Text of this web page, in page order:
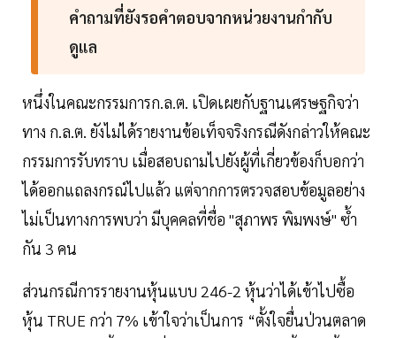
คำถามที่ยังรอคำตอบจากหน่วยงานกำกับ
ดูแล
หนึ่งในคณะกรรมการก.ล.ต. เปิดเผยกับฐานเศรษฐกิจว่า
ทาง ก.ล.ต. ยังไม่ได้รายงานข้อเท็จจริงกรณีดังกล่าวให้คณะ
กรรมการรับทราบ เมื่อสอบถามไปยังผู้ที่เกี่ยวข้องก็บอกว่า
ได้ออกแถลงกรณ์ไปแล้ว แต่จากการตรวจสอบข้อมูลอย่าง
ไม่เป็นทางการพบว่า มีบุคคลที่ชื่อ "สุภาพร พิมพงษ์" ซ้ำ
กัน 3 คน
ส่วนกรณีการรายงานหุ้นแบบ 246-2 หุ้นว่าได้เข้าไปซื้อ
หุ้น TRUE กว่า 7% เข้าใจว่าเป็นการ “ตั้งใจยื่นป่วนตลาด